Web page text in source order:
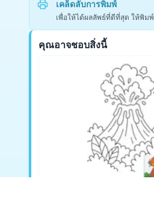
เคล็ดลับการพิมพ์
เพื่อให้ได้ผลลัพธ์ที่ดีที่สุด ให้พิม
คุณอาจชอบสิ่งนี้